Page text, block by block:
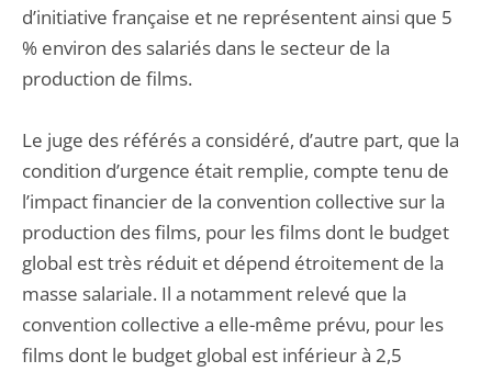
d’initiative française et ne représentent ainsi que 5
% environ des salariés dans le secteur de la
production de films.
Le juge des référés a considéré, d’autre part, que la
condition d’urgence était remplie, compte tenu de
l’impact financier de la convention collective sur la
production des films, pour les films dont le budget
global est très réduit et dépend étroitement de la
masse salariale. Il a notamment relevé que la
convention collective a elle-même prévu, pour les
films dont le budget global est inférieur à 2,5